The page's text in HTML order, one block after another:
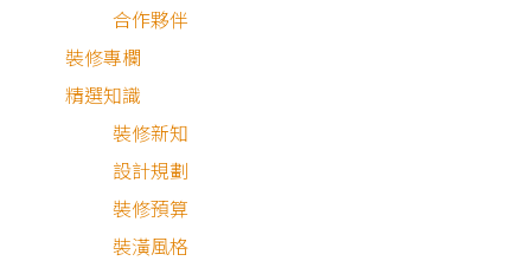
合作夥伴
裝修專欄
精選知識
裝修新知
設計規劃
裝修預算
裝潢風格